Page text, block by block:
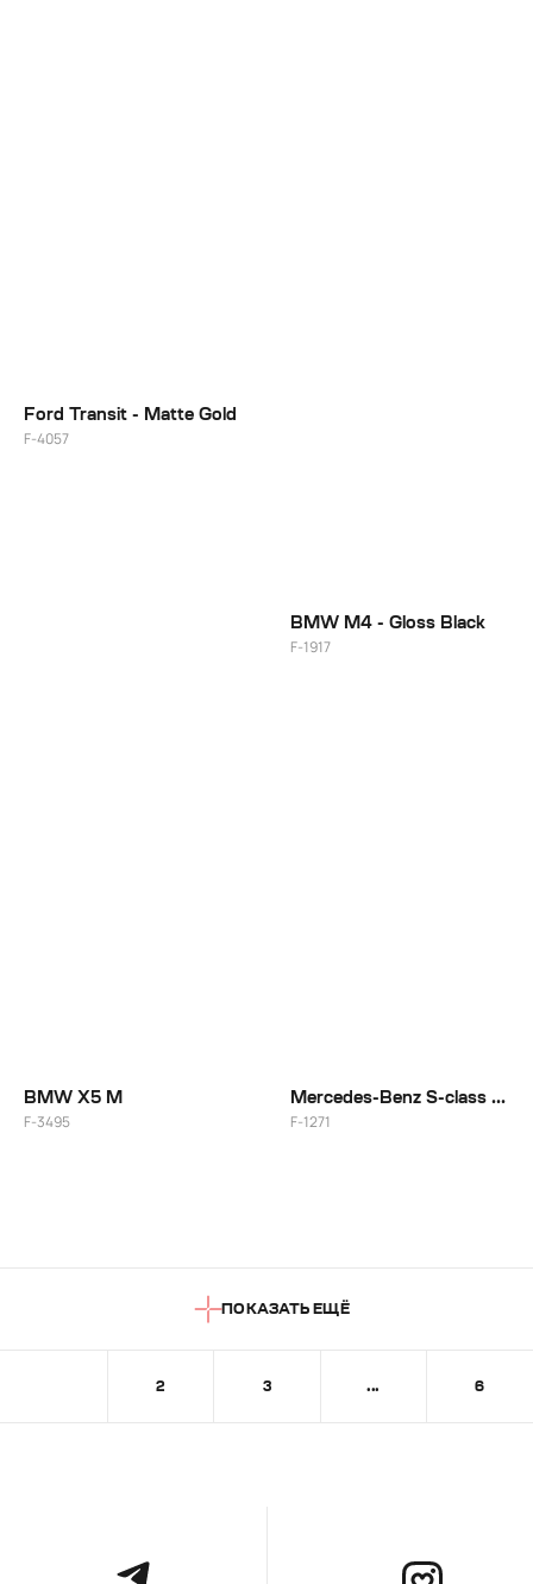
BMW M4 - Gloss Black
F-1917
Ford Transit - Matte Gold
F-4057
BMW X5 M
F-3495
Mercedes-Benz S-class 500
F-1271
ПОКАЗАТЬ ЕЩЁ
2 3 ... 6